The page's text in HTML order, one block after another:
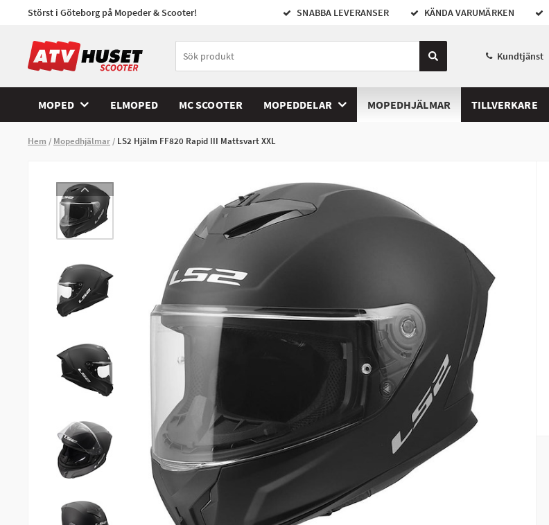
Störst i Göteborg på Mopeder & Scooter! SNABBA LEVERANSER KÄNDA VARUMÄRKEN
Kundtjänst
MOPED ELMOPED MC SCOOTER MOPEDDELAR MOPEDHJÄLMAR TILLVERKARE
Hem Mopedhjälmar LS2 Hjälm FF820 Rapid III Mattsvart XXL